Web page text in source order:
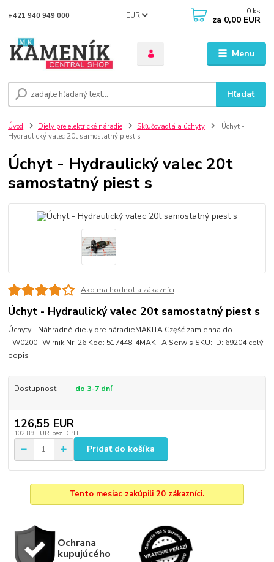
Menu
EUR
Hľadať
+421 940 949 000 0 ks
za 0,00 EUR
Úvod Diely pre elektrické náradie Skľučovadlá a úchyty
Úchyt -
Hydraulický valec 20t samostatný piest s
Úchyt - Hydraulický valec 20t
samostatný piest s
Ako ma hodnotia zákazníci
Úchyt - Hydraulický valec 20t samostatný piest s
Úchyty - Náhradné diely pre náradieMAKITA Część zamienna do
TW0200- Wirnik Nr. 26 Kod: 517448-4MAKITA Serwis SKU: ID: 69204celý
popis
Dostupnosť do 3-7 dní
126,55 EUR
102,89 EUR bez DPH
Pridať do košíka
Tento mesiac zakúpili 20 zákazníci.
Ochrana
kupujúcého